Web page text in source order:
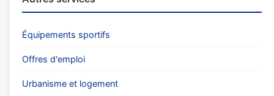
Équipements sportifs
Offres d'emploi
Urbanisme et logement